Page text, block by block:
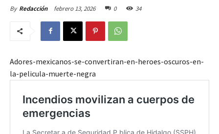
By Redacción febrero 13, 2026 0 34
Adores-mexicanos-se-convertiran-en-heroes-oscuros-en-
la-pelicula-muerte-negra